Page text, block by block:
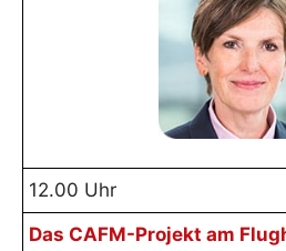
12.00 Uhr
Das CAFM-Projekt am